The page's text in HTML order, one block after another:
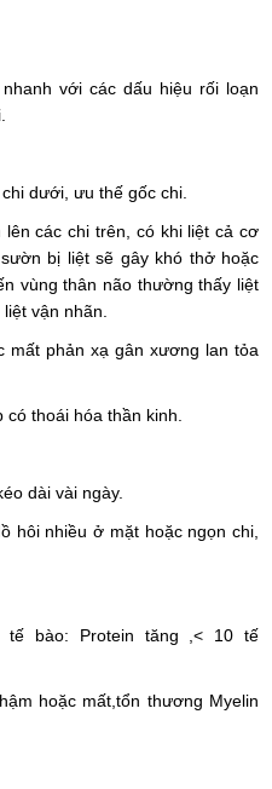
với các dấu hiệu rối loạn
dưới, ưu thế gốc chi.
các chi trên, có khi liệt cả cơ
bị liệt sẽ gây khó thở hoặc
vùng thân não thường thấy liệt
vận nhãn.
mất phản xạ gân xương lan tỏa
thoái hóa thần kinh.
dài vài ngày.
nhiều ở mặt hoặc ngọn chi,
bào: Protein tăng ,< 10 tế
hoặc mất,tổn thương Myelin